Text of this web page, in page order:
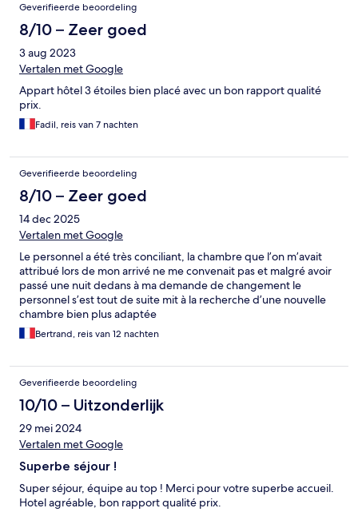
Geverifieerde beoordeling
8/10 – Zeer goed
3 aug 2023
Vertalen met Google
Appart hôtel 3 étoiles bien placé avec un bon rapport qualité
prix.
Fadil, reis van 7 nachten
Geverifieerde beoordeling
8/10 – Zeer goed
14 dec 2025
Vertalen met Google
Le personnel a été très conciliant, la chambre que l’on m’avait
attribué lors de mon arrivé ne me convenait pas et malgré avoir
passé une nuit dedans à ma demande de changement le
personnel s’est tout de suite mit à la recherche d’une nouvelle
chambre bien plus adaptée
Bertrand, reis van 12 nachten
Geverifieerde beoordeling
10/10 – Uitzonderlijk
29 mei 2024
Vertalen met Google
Superbe séjour !
Super séjour, équipe au top ! Merci pour votre superbe accueil.
Hotel agréable, bon rapport qualité prix.